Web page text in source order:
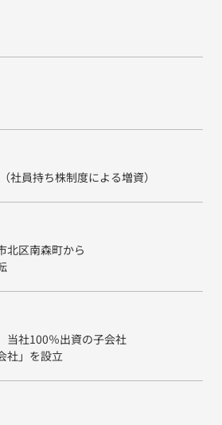
（社員持ち株制度による増資）
北区南森町から
当社100％出資の子会社
社」を設立